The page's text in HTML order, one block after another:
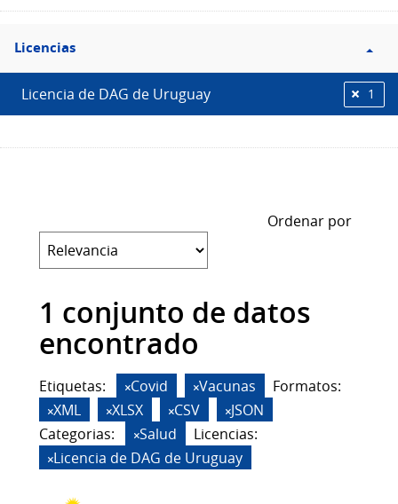
Filtro
Licencias
Licencias
Licencia de DAG de Uruguay 1
Ordenar por
1 conjunto de datos
encontrado
Etiquetas: Covid Vacunas
Formatos:
XML
XLSX CSV
JSON
Categorias:
Salud
Licencias:
Licencia de DAG de Uruguay